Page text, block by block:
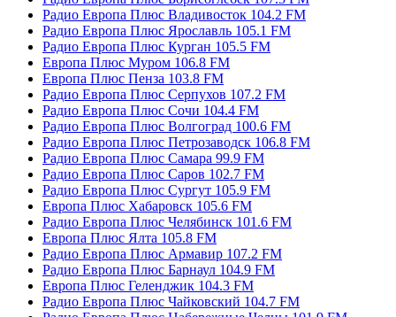
Радио Европа Плюс Владивосток 104.2 FM
Радио Европа Плюс Ярославль 105.1 FM
Радио Европа Плюс Курган 105.5 FM
Европа Плюс Муром 106.8 FM
Европа Плюс Пенза 103.8 FM
Радио Европа Плюс Серпухов 107.2 FM
Радио Европа Плюс Сочи 104.4 FM
Радио Европа Плюс Волгоград 100.6 FM
Радио Европа Плюс Петрозаводск 106.8 FM
Радио Европа Плюс Самара 99.9 FM
Радио Европа Плюс Саров 102.7 FM
Радио Европа Плюс Сургут 105.9 FM
Европа Плюс Хабаровск 105.6 FM
Радио Европа Плюс Челябинск 101.6 FM
Европа Плюс Ялта 105.8 FM
Радио Европа Плюс Армавир 107.2 FM
Радио Европа Плюс Барнаул 104.9 FM
Европа Плюс Геленджик 104.3 FM
Радио Европа Плюс Чайковский 104.7 FM